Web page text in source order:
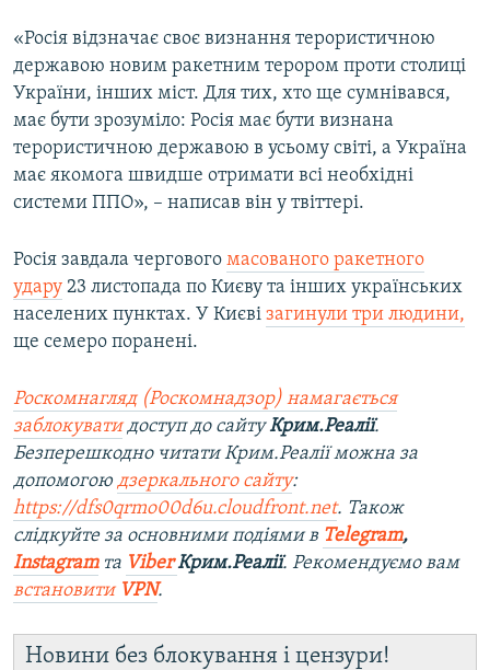
«Росія відзначає своє визнання терористичною
державою новим ракетним терором проти столиці
України, інших міст. Для тих, хто ще сумнівався,
має бути зрозуміло: Росія має бути визнана
терористичною державою в усьому світі, а Україна
має якомога швидше отримати всі необхідні
системи ППО», – написав він у твіттері.
Росія завдала чергового масованого ракетного
удару 23 листопада по Києву та інших українських
населених пунктах. У Києві загинули три людини,
ще семеро поранені.
Роскомнагляд (Роскомнадзор) намагається
заблокуватидоступ до сайтуКрим.Реалії.
Безперешкодно читати Крим.Реалії можна за
допомогою дзеркального сайту:
https://dfs0qrmo00d6u.cloudfront.net. Також
слідкуйте за основними подіями в Telegram,
Instagramта ViberКрим.Реалії. Рекомендуємо вам
встановити VPN.
Новини без блокування і цензури!